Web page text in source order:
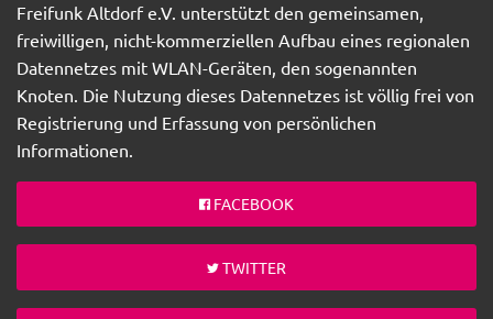
Freifunk Altdorf e.V. unterstützt den gemeinsamen,
freiwilligen, nicht-kommerziellen Aufbau eines regionalen
Datennetzes mit WLAN-Geräten, den sogenannten
Knoten. Die Nutzung dieses Datennetzes ist völlig frei von
Registrierung und Erfassung von persönlichen
Informationen.
FACEBOOK
TWITTER